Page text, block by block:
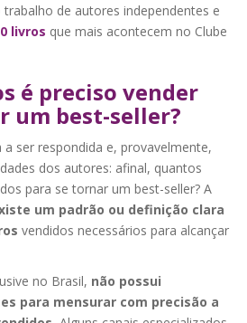
de autores independentes e
livros que mais acontecem no Clube
é preciso vender
um best-seller?
ser respondida e, provavelmente,
dos autores: afinal, quantos
para se tornar um best-seller? A
um padrão ou definição clara
vendidos necessários para alcançar
no Brasil, não possui
para mensurar com precisão a